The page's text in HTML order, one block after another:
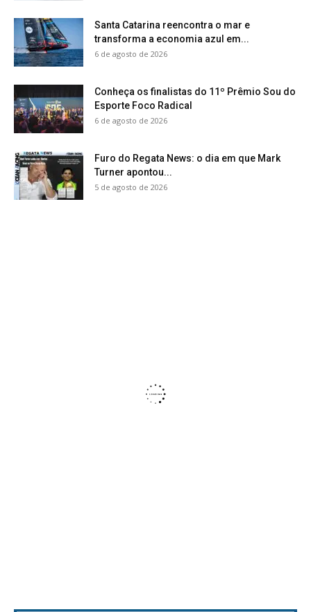
Santa Catarina reencontra o mar e
transforma a economia azul em...
6 de agosto de 2026
Conheça os finalistas do 11º Prêmio Sou do
Esporte Foco Radical
6 de agosto de 2026
Furo do Regata News: o dia em que Mark
Turner apontou...
5 de agosto de 2026